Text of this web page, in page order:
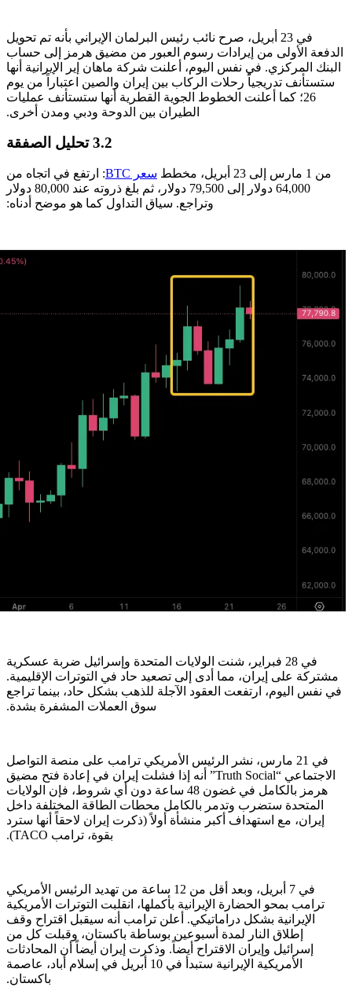
في 23 أبريل، صرح نائب رئيس البرلمان الإيراني بأنه تم تحويل
الدفعة الأولى من إيرادات رسوم العبور من مضيق هرمز إلى حساب
البنك المركزي. في نفس اليوم، أعلنت شركة ماهان إير الإيرانية أنها
ستستأنف تدريجياً رحلات الركاب بين إيران والصين اعتباراً من يوم
26؛ كما أعلنت الخطوط الجوية القطرية أنها ستستأنف عمليات
الطيران بين الدوحة ودبي ومدن أخرى.
3.2 تحليل الصفقة
من 1 مارس إلى 23 أبريل، مخطط سعر BTC
: ارتفع في اتجاه من
64,000 دولار إلى 79,500 دولار، ثم بلغ ذروته عند 80,000 دولار
وتراجع. سياق التداول كما هو موضح أدناه:
في 28 فبراير، شنت الولايات المتحدة وإسرائيل ضربة عسكرية
مشتركة على إيران، مما أدى إلى تصعيد حاد في التوترات الإقليمية.
في نفس اليوم، ارتفعت العقود الآجلة للذهب بشكل حاد، بينما تراجع
سوق العملات المشفرة بشدة.
في 21 مارس، نشر الرئيس الأمريكي ترامب على منصة التواصل
الاجتماعي “Truth Social” أنه إذا فشلت إيران في إعادة فتح مضيق
هرمز بالكامل في غضون 48 ساعة دون أي شروط، فإن الولايات
المتحدة ستضرب وتدمر بالكامل محطات الطاقة المختلفة داخل
إيران، مع استهداف أكبر منشأة أولاً (ذكرت إيران لاحقاً أنها سترد
بقوة، ترامب TACO).
في 7 أبريل، وبعد أقل من 12 ساعة من تهديد الرئيس الأمريكي
ترامب بمحو الحضارة الإيرانية بأكملها، انقلبت التوترات الأمريكية
الإيرانية بشكل دراماتيكي. أعلن ترامب أنه سيقبل اقتراح وقف
إطلاق النار لمدة أسبوعين بوساطة باكستان، وقبلت كل من
إسرائيل وإيران الاقتراح أيضاً. وذكرت إيران أيضاً أن المحادثات
الأمريكية الإيرانية ستبدأ في 10 أبريل في إسلام أباد، عاصمة
باكستان.